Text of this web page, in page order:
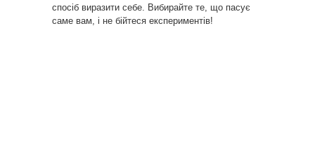
спосіб виразити себе. Вибирайте те, що пасує
саме вам, і не бійтеся експериментів!